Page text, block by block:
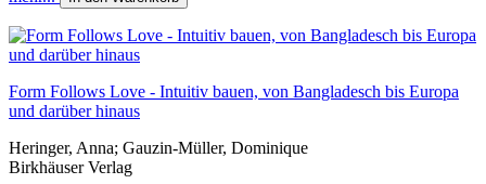
Form Follows Love - Intuitiv bauen, von Bangladesch bis Europa
und darüber hinaus
Heringer, Anna; Gauzin-Müller, Dominique
Birkhäuser Verlag